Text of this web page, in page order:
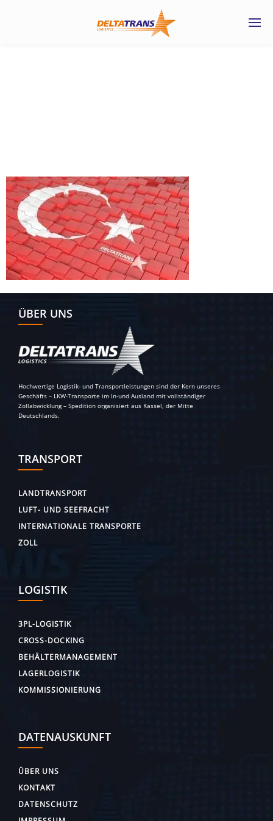
ÜBER UNS
Hochwertige Logistik- und Transportleistungen sind der Kern unseres
Geschäfts – LKW-Transporte im In-und Ausland mit vollständiger
Zollabwicklung – Spedition organisiert aus Kassel, der Mitte
Deutschlands.
TRANSPORT
LANDTRANSPORT
LUFT- UND SEEFRACHT
INTERNATIONALE TRANSPORTE
ZOLL
LOGISTIK
3PL-LOGISTIK
CROSS-DOCKING
BEHÄLTERMANAGEMENT
LAGERLOGISTIK
KOMMISSIONIERUNG
DATENAUSKUNFT
ÜBER UNS
KONTAKT
DATENSCHUTZ